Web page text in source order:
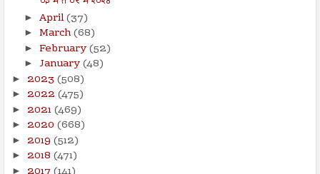
► April(37)
► March(68)
► February(52)
► January(48)
► 2023 (508)
► 2022 (475)
► 2021(469)
► 2020 (668)
► 2019 (512)
► 2018 (471)
►